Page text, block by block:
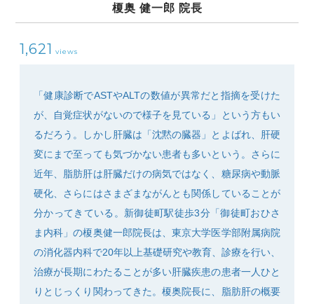
榎奥 健一郎 院長
1,621 views
「健康診断でASTやALTの数値が異常だと指摘を受けた
が、自覚症状がないので様子を見ている」という方もい
るだろう。しかし肝臓は「沈黙の臓器」とよばれ、肝硬
変にまで至っても気づかない患者も多いという。さらに
近年、脂肪肝は肝臓だけの病気ではなく、糖尿病や動脈
硬化、さらにはさまざまながんとも関係していることが
分かってきている。新御徒町駅徒歩3分「御徒町おひさ
ま内科」の榎奥健一郎院長は、東京大学医学部附属病院
の消化器内科で20年以上基礎研究や教育、診療を行い、
治療が長期にわたることが多い肝臓疾患の患者一人ひと
りとじっくり関わってきた。榎奥院長に、脂肪肝の概要